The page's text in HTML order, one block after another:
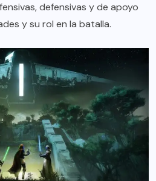
defensivas y de apoyo
y su rol en la batalla.